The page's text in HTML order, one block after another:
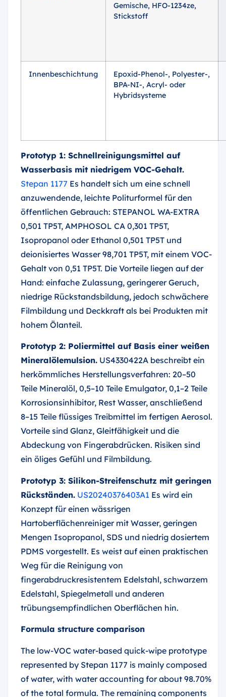
Gemische, HFO-1234ze,
Stickstoff
Innenbeschichtung
Epoxid-Phenol-, Polyester-,
BPA-NI-, Acryl- oder
Hybridsysteme
Prototyp 1: Schnellreinigungsmittel auf
Wasserbasis mit niedrigem VOC-Gehalt.
Stepan 1177 Es handelt sich um eine schnell
anzuwendende, leichte Politurformel für den
öffentlichen Gebrauch: STEPANOL WA-EXTRA
0,501 TP5T, AMPHOSOL CA 0,301 TP5T,
Isopropanol oder Ethanol 0,501 TP5T und
deionisiertes Wasser 98,701 TP5T, mit einem VOC-
Gehalt von 0,51 TP5T. Die Vorteile liegen auf der
Hand: einfache Zulassung, geringerer Geruch,
niedrige Rückstandsbildung, jedoch schwächere
Filmbildung und Deckkraft als bei Produkten mit
hohem Ölanteil.
Prototyp 2: Poliermittel auf Basis einer weißen
Mineralölemulsion. US4330422A beschreibt ein
herkömmliches Herstellungsverfahren: 20–50
Teile Mineralöl, 0,5–10 Teile Emulgator, 0,1–2 Teile
Korrosionsinhibitor, Rest Wasser, anschließend
8–15 Teile flüssiges Treibmittel im fertigen Aerosol.
Vorteile sind Glanz, Gleitfähigkeit und die
Abdeckung von Fingerabdrücken. Risiken sind
ein öliges Gefühl und Filmbildung.
Prototyp 3: Silikon-Streifenschutz mit geringen
Rückständen. US20240376403A1 Es wird ein
Konzept für einen wässrigen
Hartoberflächenreiniger mit Wasser, geringen
Mengen Isopropanol, SDS und niedrig dosiertem
PDMS vorgestellt. Es weist auf einen praktischen
Weg für die Reinigung von
fingerabdruckresistentem Edelstahl, schwarzem
Edelstahl, Spiegelmetall und anderen
trübungsempfindlichen Oberflächen hin.
Formula structure comparison
The low-VOC water-based quick-wipe prototype
represented by Stepan 1177 is mainly composed
of water, with water accounting for about 98.70%
of the total formula. The remaining components